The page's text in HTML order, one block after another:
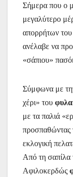
Σήμερα που ο
μεγαλύτερο
απορρήτων
ανέλαβε να
«σάπιου»
Σύμφωνα με
χέρι» του
με τα παλιά
προσπαθώντας
εκλογική
Από τη σαπίλα
Αφιλοκερδώς